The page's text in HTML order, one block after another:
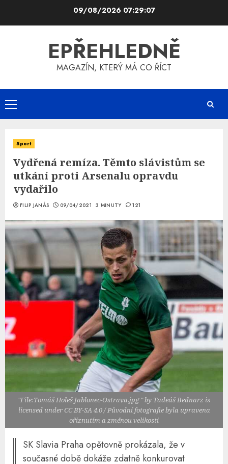
09/08/2026 07:29:07
EPŘEHLEDNĚ
MAGAZÍN, KTERÝ MÁ CO ŘÍCT
Primary
Menu
Sport
Vydřená remíza. Těmto slávistům se
utkání proti Arsenalu opravdu
vydařilo
FILIP JANÁS 09/04/2021 3 MINUTY 121
"File:Tomáš Holeš Jablonec-Ostrava.jpg " by Tadeáš Bednarz is
licensed under CC BY-SA 4.0 / Původní fotografie byla upravena
oříznutím a změnou velikosti
SK Slavia Praha opětovně prokázala, že v
současné době dokáže zdatně konkurovat